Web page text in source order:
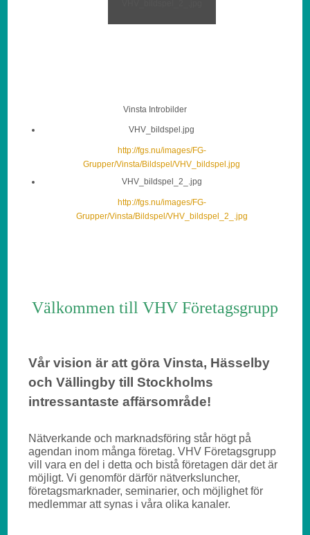
Vinsta Introbilder
VHV_bildspel.jpg
http://fgs.nu/images/FG-
Grupper/Vinsta/Bildspel/VHV_bildspel.jpg
VHV_bildspel_2_.jpg
http://fgs.nu/images/FG-
Grupper/Vinsta/Bildspel/VHV_bildspel_2_.jpg
Välkommen till VHV Företagsgrupp
Vår vision är att göra Vinsta, Hässelby
och Vällingby till Stockholms
intressantaste affärsområde!
Nätverkande och marknadsföring står högt på
agendan inom många företag.VHV Företagsgrupp
vill vara en del i detta och bistå företagen där det är
möjligt. Vi genomför därför nätverksluncher,
företagsmarknader, seminarier, och möjlighet för
medlemmar att synas i våra olika kanaler.